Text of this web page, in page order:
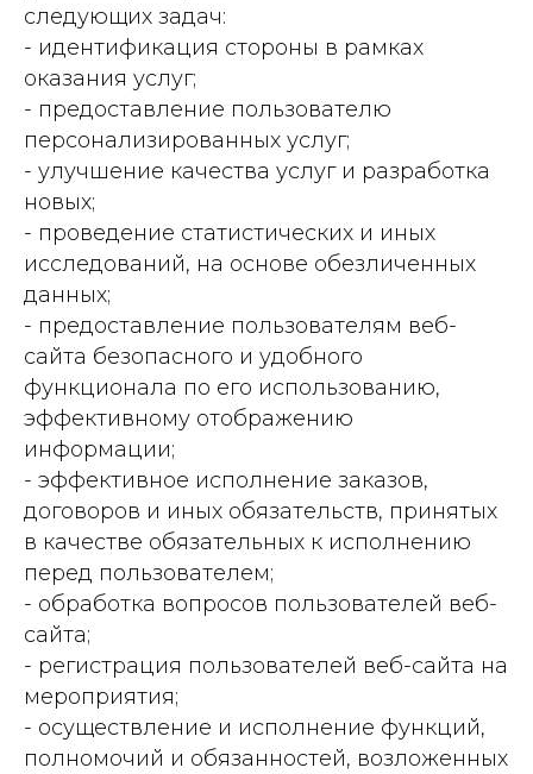
следующих задач:
- идентификация стороны в рамках
оказания услуг;
- предоставление пользователю
персонализированных услуг;
- улучшение качества услуг и разработка
новых;
- проведение статистических и иных
исследований, на основе обезличенных
данных;
- предоставление пользователям веб-
сайта безопасного и удобного
функционала по его использованию,
эффективному отображению
информации;
- эффективное исполнение заказов,
договоров и иных обязательств, принятых
в качестве обязательных к исполнению
перед пользователем;
- обработка вопросов пользователей веб-
сайта;
- регистрация пользователей веб-сайта на
мероприятия;
- осуществление и исполнение функций,
полномочий и обязанностей, возложенных